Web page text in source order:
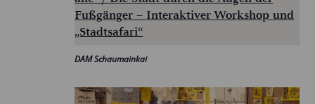
Fußgänger – Interaktiver Workshop und
„Stadtsafari“
DAM Schaumainkai